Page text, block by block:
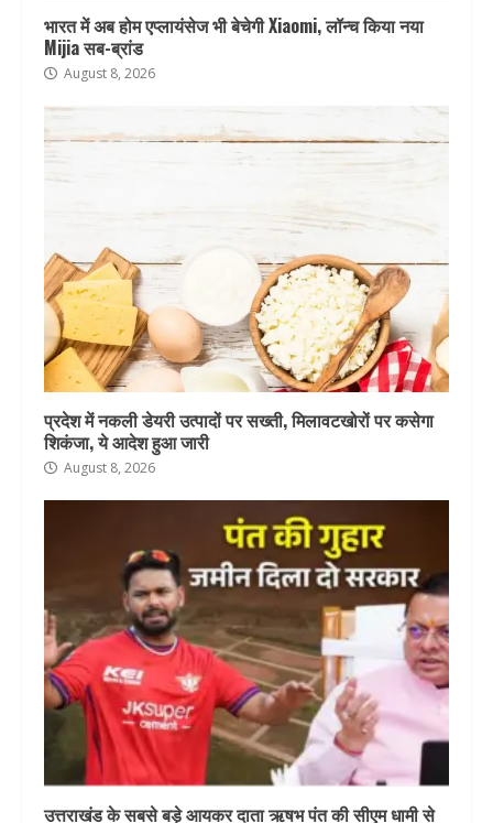
भारत में अब होम एप्लायंसेज भी बेचेगी Xiaomi, लॉन्च किया नया
Mijia सब-ब्रांड
August 8, 2026
प्रदेश में नकली डेयरी उत्पादों पर सख्ती, मिलावटखोरों पर कसेगा
शिकंजा, ये आदेश हुआ जारी
August 8, 2026
उत्तराखंड के सबसे बड़े आयकर दाता ऋषभ पंत की सीएम धामी से